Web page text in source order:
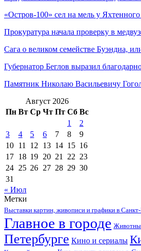
«Остров-100» сел на мель у Яхтенного
Прокуратура начала проверку в
Сага о великом семействе Буэндиа,
Губернатор Беглов выразил
Памятник Николаю Васильевичу
Август 2026
Пн Вт Ср Чт Пт Сб Вс
1
2
3
4 5 6 7 8
9
10 11 12 13 14 15 16
17 18 19 20 21 22 23
24 25 26 27 28 29 30
31
« Июл
Метки
Выставки картин, живописи и графики в
Главное в городе
Петербурге Кино и сериалы